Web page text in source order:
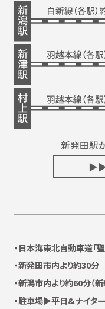
新発田駅
日本海東北自動車道「
新発田市内より約30分
新潟市内より約60分（
駐車場▶平日&ナイタ